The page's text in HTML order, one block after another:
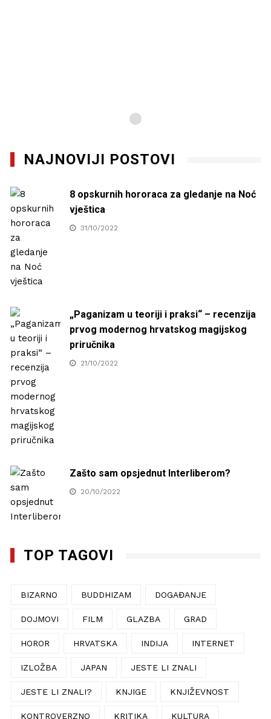
NAJNOVIJI POSTOVI
8 opskurnih hororaca za gledanje na Noć
vještica
31/10/2022
„Paganizam u teoriji i praksi“ – recenzija
prvog modernog hrvatskog magijskog
priručnika
21/10/2022
Zašto sam opsjednut Interliberom?
20/10/2022
TOP TAGOVI
BIZARNO BUDDHIZAM DOGAĐANJE
DOJMOVI FILM GLAZBA GRAD
HOROR HRVATSKA INDIJA INTERNET
IZLOŽBA JAPAN JESTE LI ZNALI
JESTE LI ZNALI? KNJIGE KNJIŽEVNOST
KONTROVERZNO KRITIKA KULTURA